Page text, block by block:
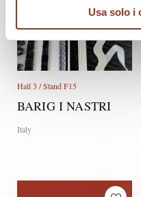
Usa solo i
Hall 3 / Stand F15
BARIG I NASTRI
Italy